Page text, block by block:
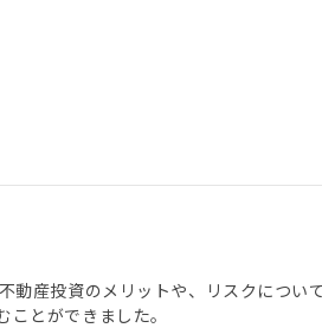
産投資のメリットや、リスクについ
とができました。